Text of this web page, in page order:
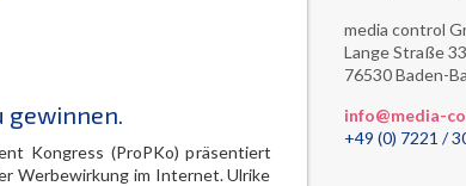
gewinnen.
Kongress (ProPKo) präsentiert
Werbewirkung im Internet. Ulrike
media control
Lange Straße 33
76530 Baden-
info@media-
+49 (0) 7221 /